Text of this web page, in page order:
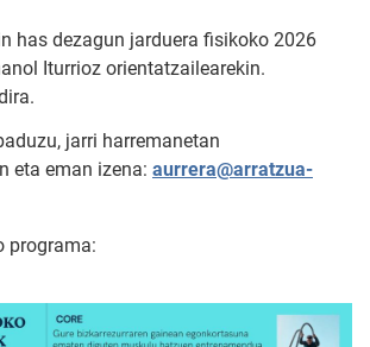
has dezagun jarduera fisikoko 2026
Iturrioz orientatzailearekin.
jarri harremanetan
eta eman izena: aurrera@arratzua-
programa: